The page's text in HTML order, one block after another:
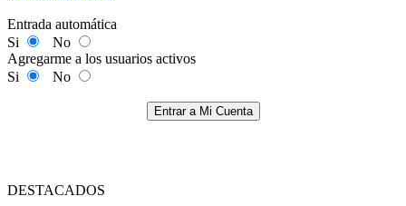
Entrada automática
Si
No
Agregarme a los usuarios activos
Si
No
Entrar a Mi Cuenta
DESTACADOS